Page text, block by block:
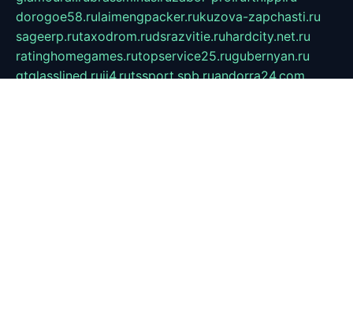
dorogoe58.rulaimengpacker.rukuzova-zapchasti.ru
sageerp.rutaxodrom.rudsrazvitie.ruhardcity.net.ru
ratinghomegames.rutopservice25.rugubernyan.ru
gtglasslined.ruii4.rutssport.spb.ruandorra24.com